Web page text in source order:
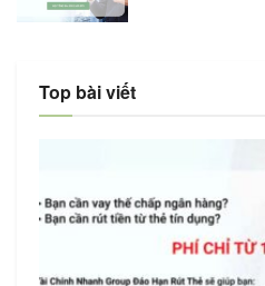
Top bài viết